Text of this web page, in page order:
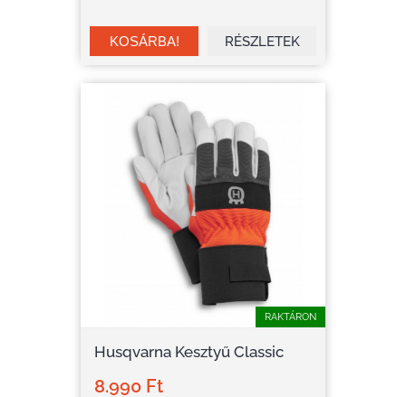
RÉSZLETEK
RAKTÁRON
Husqvarna Kesztyű Classic
8.990 Ft